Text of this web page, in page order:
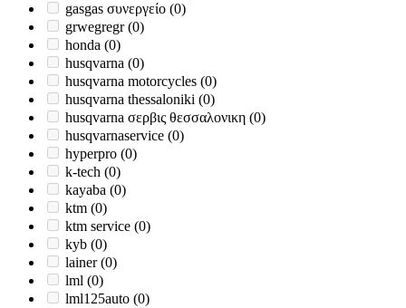
gasgas συνεργείο (0)
grwegregr(0)
honda (0)
husqvarna (0)
husqvarna motorcycles (0)
husqvarna thessaloniki (0)
husqvarna σερβις θεσσαλονικη (0)
husqvarnaservice (0)
hyperpro (0)
k-tech (0)
kayaba (0)
ktm (0)
ktm service (0)
kyb (0)
lainer(0)
lml (0)
lml125auto (0)